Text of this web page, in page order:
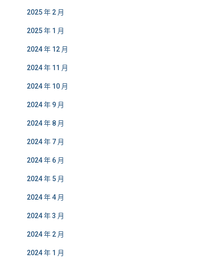
2025 年 2 月
2025 年 1 月
2024 年 12 月
2024 年 11 月
2024 年 10 月
2024 年 9 月
2024 年 8 月
2024 年 7 月
2024 年 6 月
2024 年 5 月
2024 年 4 月
2024 年 3 月
2024 年 2 月
2024 年 1 月